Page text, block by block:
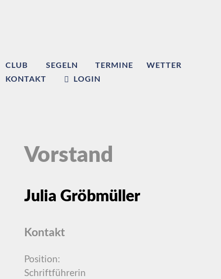
CLUB SEGELN TERMINE
WETTER
KONTAKT
LOGIN
Vorstand
Julia Gröbmüller
Kontakt
Position:
Schriftführerin